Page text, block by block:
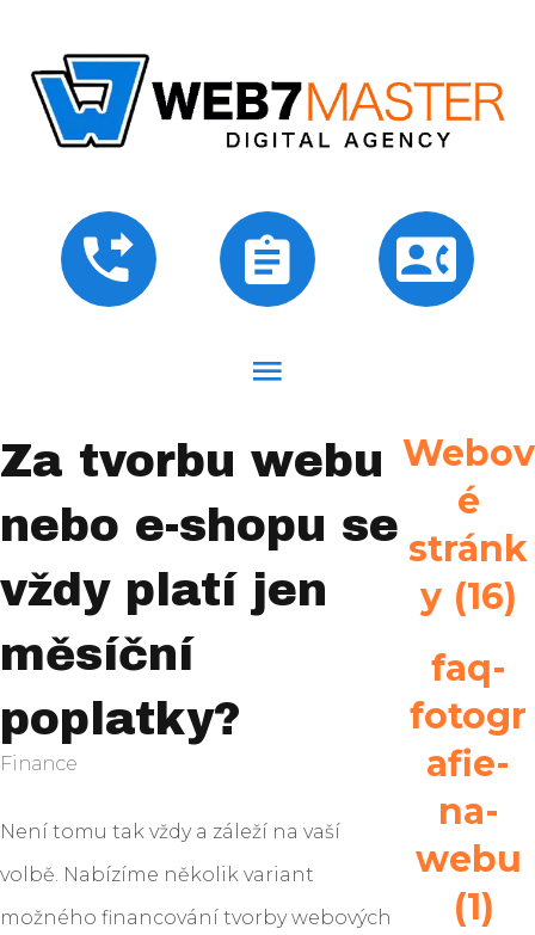
Za tvorbu webu
nebo e-shopu se
vždy platí jen
měsíční
poplatky?
Finance
Není tomu tak vždy a záleží na vaší
volbě. Nabízíme několik variant
možného financování tvorby webových
Webov
é
stránk
y (16)
faq-
fotogr
afie-
na-
webu
(1)